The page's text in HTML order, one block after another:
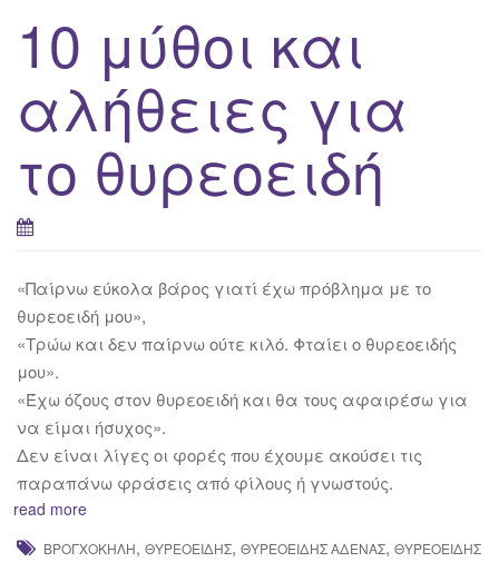
10 μύθοι και
αλήθειες για
το θυρεοειδή
«Παίρνω εύκολα βάρος γιατί έχω πρόβλημα με το
θυρεοειδή μου»,
«Τρώω και δεν παίρνω ούτε κιλό. Φταίει ο θυρεοειδής
μου».
«Έχω όζους στον θυρεοειδή και θα τους αφαιρέσω για
να είμαι ήσυχος».
Δεν είναι λίγες οι φορές που έχουμε ακούσει τις
παραπάνω φράσεις από φίλους ή γνωστούς.
read more
ΒΡΟΓΧΟΚΉΛΗ, ΘΥΡΕΟΕΙΔΉΣ, ΘΥΡΕΟΕΙΔΉΣ ΑΔΈΝΑΣ, ΘΥΡΕΟΕΙΔΉΣ